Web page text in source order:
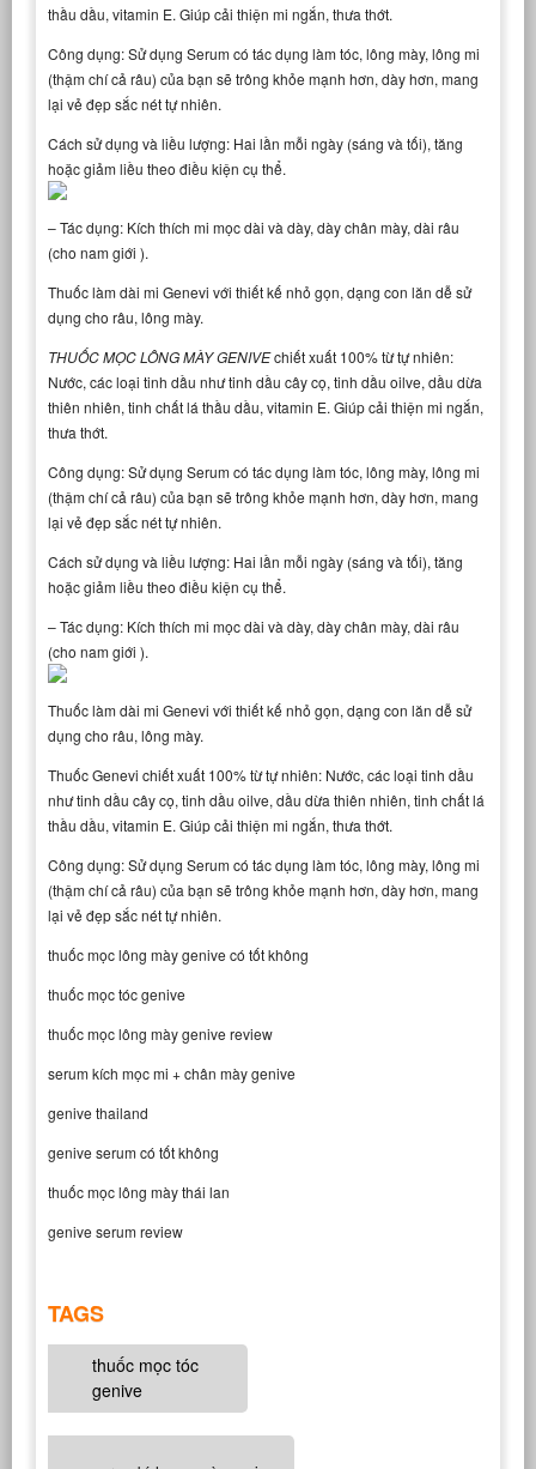
thầu dầu, vitamin E. Giúp cải thiện mi ngắn, thưa thớt.
Công dụng: Sử dụng Serum có tác dụng làm tóc, lông mày, lông mi
(thậm chí cả râu) của bạn sẽ trông khỏe mạnh hơn, dày hơn, mang
lại vẻ đẹp sắc nét tự nhiên.
Cách sử dụng và liều lượng: Hai lần mỗi ngày (sáng và tối), tăng
hoặc giảm liều theo điều kiện cụ thể.
– Tác dụng: Kích thích mi mọc dài và dày, dày chân mày, dài râu
(cho nam giới ).
Thuốc làm dài mi Genevi với thiết kế nhỏ gọn, dạng con lăn dễ sử
dụng cho râu, lông mày.
THUỐC MỌC LÔNG MÀY GENIVEchiết xuất 100% từ tự nhiên:
Nước, các loại tinh dầu như tinh dầu cây cọ, tinh dầu oilve, dầu dừa
thiên nhiên, tinh chất lá thầu dầu, vitamin E. Giúp cải thiện mi ngắn,
thưa thớt.
Công dụng: Sử dụng Serum có tác dụng làm tóc, lông mày, lông mi
(thậm chí cả râu) của bạn sẽ trông khỏe mạnh hơn, dày hơn, mang
lại vẻ đẹp sắc nét tự nhiên.
Cách sử dụng và liều lượng: Hai lần mỗi ngày (sáng và tối), tăng
hoặc giảm liều theo điều kiện cụ thể.
– Tác dụng: Kích thích mi mọc dài và dày, dày chân mày, dài râu
(cho nam giới ).
Thuốc làm dài mi Genevi với thiết kế nhỏ gọn, dạng con lăn dễ sử
dụng cho râu, lông mày.
Thuốc Genevi chiết xuất 100% từ tự nhiên: Nước, các loại tinh dầu
như tinh dầu cây cọ, tinh dầu oilve, dầu dừa thiên nhiên, tinh chất lá
thầu dầu, vitamin E. Giúp cải thiện mi ngắn, thưa thớt.
Công dụng: Sử dụng Serum có tác dụng làm tóc, lông mày, lông mi
(thậm chí cả râu) của bạn sẽ trông khỏe mạnh hơn, dày hơn, mang
lại vẻ đẹp sắc nét tự nhiên.
thuốc mọc lông mày genive có tốt không
thuốc mọc tóc genive
thuốc mọc lông mày genive review
serum kích mọc mi + chân mày genive
genive thailand
genive serum có tốt không
thuốc mọc lông mày thái lan
genive serum review
TAGS
thuốc mọc tóc
genive